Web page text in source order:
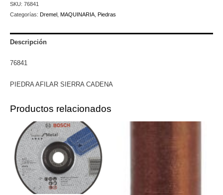
CADENA
cantidad
SKU: 76841
Categorías: Dremel MAQUINARIA Piedras
Descripción
76841
PIEDRA AFILAR SIERRA CADENA
Productos relacionados